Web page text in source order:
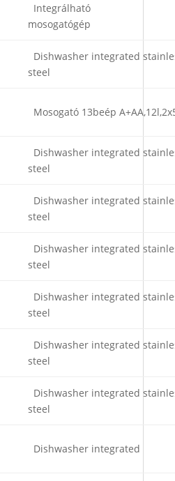
Integrálható
mosogatógép
Dishwasher integrated
steel
Mosogató 13beép
Dishwasher integrated
steel
Dishwasher integrated
steel
Dishwasher integrated
steel
Dishwasher integrated
steel
Dishwasher integrated
steel
Dishwasher integrated
steel
Dishwasher integrated